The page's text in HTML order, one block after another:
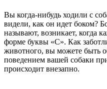
Вы когда-нибудь ходили с
видели, как он идет боком?
называют, возникает, когда
форме буквы «С». Как
животного, вы можете быть
поведением вашей собаки
происходит внезапно.